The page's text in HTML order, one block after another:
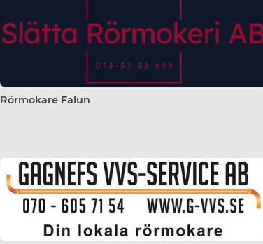
Rörmokare Falun
VVS Experter